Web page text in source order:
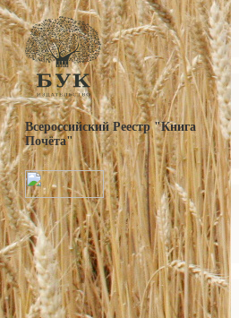
Всероссийский Реестр "Книга
Почёта"